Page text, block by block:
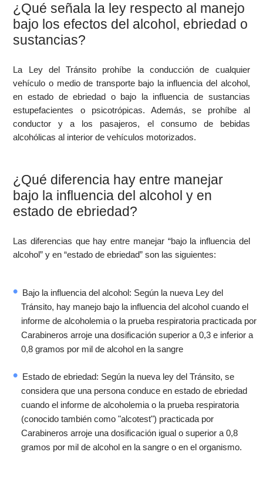
¿Qué señala la ley respecto al manejo
bajo los efectos del alcohol, ebriedad o
sustancias?
La Ley del Tránsito prohíbe la conducción de cualquier
vehículo o medio de transporte bajo la influencia del alcohol,
en estado de ebriedad o bajo la influencia de sustancias
estupefacientes o psicotrópicas. Además, se prohíbe al
conductor y a los pasajeros, el consumo de bebidas
alcohólicas al interior de vehículos motorizados.
¿Qué diferencia hay entre manejar
bajo la influencia del alcohol y en
estado de ebriedad?
Las diferencias que hay entre manejar “bajo la influencia del
alcohol” y en “estado de ebriedad” son las siguientes:
Bajo la influencia del alcohol: Según la nueva Ley del
Tránsito, hay manejo bajo la influencia del alcohol cuando el
informe de alcoholemia o la prueba respiratoria practicada por
Carabineros arroje una dosificación superior a 0,3 e inferior a
0,8 gramos por mil de alcohol en la sangre
Estado de ebriedad: Según la nueva ley del Tránsito, se
considera que una persona conduce en estado de ebriedad
cuando el informe de alcoholemia o la prueba respiratoria
(conocido también como "alcotest") practicada por
Carabineros arroje una dosificación igual o superior a 0,8
gramos por mil de alcohol en la sangre o en el organismo.